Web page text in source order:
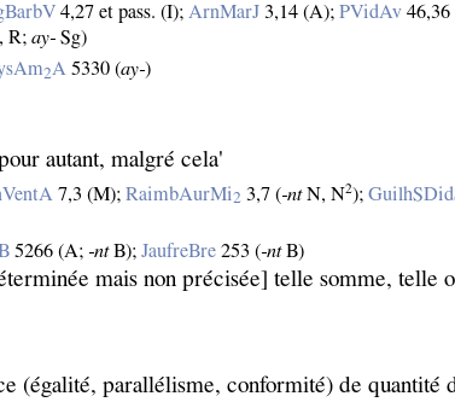
4,27 et pass. (I); ArnMarJ 3,14 (A);PVidAv
R;ay‑ Sg)
2A 5330 (ay‑)
autant, malgré cela'
7,3 (M);RaimbAurMi2 3,7 (‑ntN, N2);
5266 (A;‑ntB);JaufreBre 253 (‑ntB)
mais non précisée] telle somme, telle
(égalité, parallélisme, conformité) de quantité